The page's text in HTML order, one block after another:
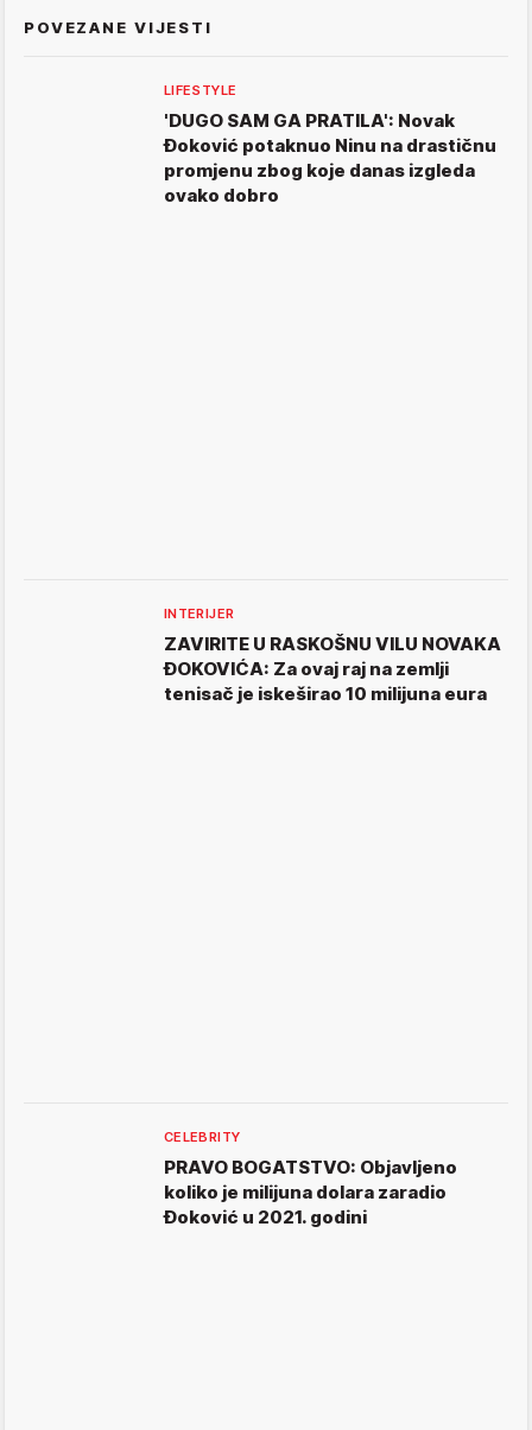
POVEZANE VIJESTI
LIFESTYLE
'DUGO SAM GA PRATILA': Novak
Đoković potaknuo Ninu na drastičnu
promjenu zbog koje danas izgleda
ovako dobro
INTERIJER
ZAVIRITE U RASKOŠNU VILU NOVAKA
ĐOKOVIĆA: Za ovaj raj na zemlji
tenisač je iskeširao 10 milijuna eura
CELEBRITY
PRAVO BOGATSTVO: Objavljeno
koliko je milijuna dolara zaradio
Đoković u 2021. godini